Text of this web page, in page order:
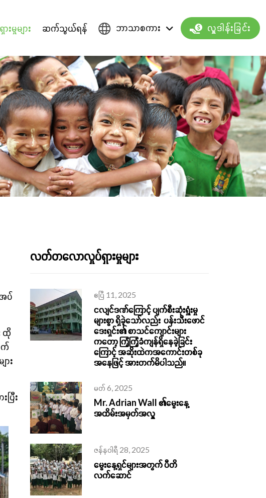
မှုများ ဆက်သွယ်ရန် ဘာသာစကား လှူဒါန်းခြင်း
ပ်
ထို
က်
ား
ြီး
လတ်တလောလှုပ်ရှားမှုများ
ဧပြီ 11, 2025
ငလျင်ဒဏ်ကြောင့် ပျက်စီးဆုံးရှုံးမှု
များစွာ ရှိခဲ့သော်လည်း ပန်းသီးဖောင်
ဒေးရှင်း၏ စာသင်ကျောင်းများ
ကတော့ ကြံ့ကြံ့ခံကျန်ရှိနေခဲ့ခြင်း
ကြောင့် အဆိုးထဲကအကောင်းတစ်ခု
အနေဖြင့် အားတက်မိပါသည်။
မတ် 6, 2025
Mr. Adrian Wall ၏မွေးနေ့
အထိမ်းအမှတ်အလှူ
ဇန်နဝါရီ 28, 2025
မွေးနေ့ရှင်များအတွက် ပီတိ
လက်‌ဆောင်